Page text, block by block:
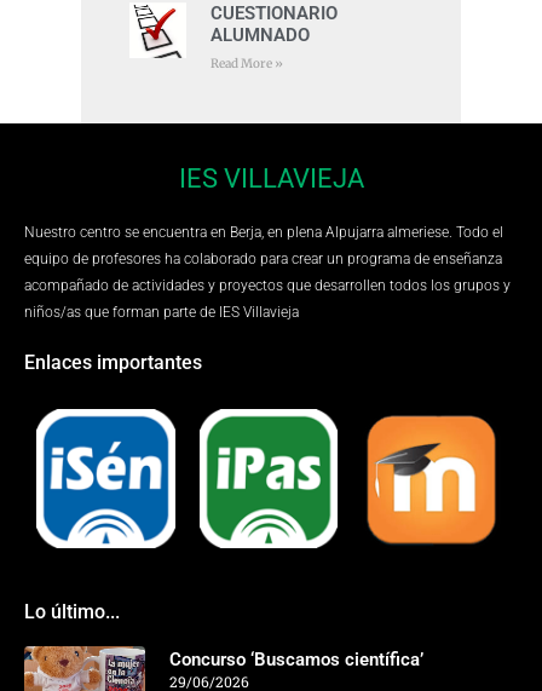
CUESTIONARIO
ALUMNADO
Read More »
IES VILLAVIEJA
Nuestro centro se encuentra en Berja, en plena Alpujarra almeriese. Todo el
equipo de profesores ha colaborado para crear un programa de enseñanza
acompañado de actividades y proyectos que desarrollen todos los grupos y
niños/as que forman parte de IES Villavieja
Enlaces importantes
Lo último...
Concurso ‘Buscamos científica’
29/06/2026